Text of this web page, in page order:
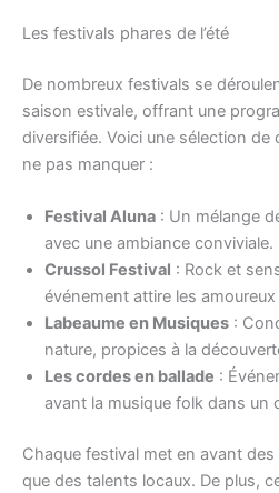
Les festivals phares de l’été
De nombreux festivals se
saison estivale, offrant une
diversifiée. Voici une sélection de
ne pas manquer :
Festival Aluna : Un mélange
avec une ambiance conviviale.
Crussol Festival : Rock et
événement attire les
Labeaume en Musiques :
nature, propices à la
Les cordes en ballade :
avant la musique folk dans un
Chaque festival met en avant des
que des talents locaux. De plus,